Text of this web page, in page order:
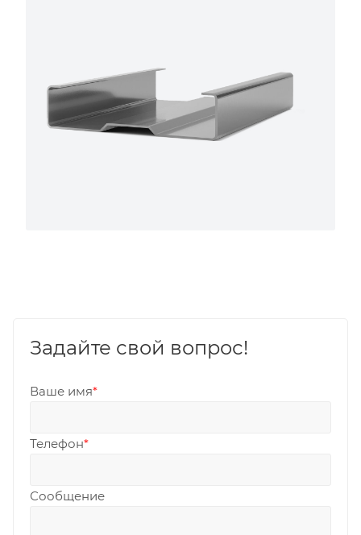
Задайте свой вопрос!
Ваше имя*
Телефон*
Сообщение